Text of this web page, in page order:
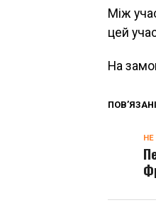
Між
цей
На
НЕ